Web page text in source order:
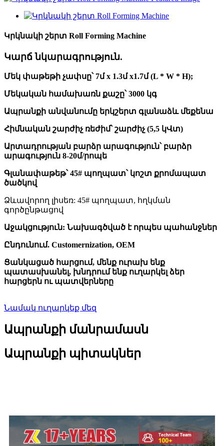
Կրկնակի շերտ Roll Forming Machine
Կարճ նկարագրություն.
Մեկ փաթեթի չափսը՝ 7մ x 1.3մ x1.7մ (L * W * H);
Մեկական համախառն քաշը՝ 3000 կգ
Ապրանքի անվանումը երկշերտ գլանաձև մեքենա
Հիմնական շարժիչ ռեժիմ՝ շարժիչ (5,5 կՎտ)
Արտադրության բարձր արագություն՝ բարձր
արագություն 8-20մ/րոպե
Գլանափաթեթ՝ 45# պողպատ՝ կոշտ քրոմապատ
ծածկով
Ձևավորող լիսեռ: 45# պողպատ, հղկման
գործընթացով
Աջակցություն: Նախագծված է որպես պահանջներ
Ընդունում. Customernization, OEM
Ցանկացած հարցում, մենք ուրախ ենք
պատասխանել, խնդրում ենք ուղարկել ձեր
հարցերն ու պատվերները
Նամակ ուղարկեք մեզ
Ապրանքի մանրամասն
Ապրանքի պիտակներ